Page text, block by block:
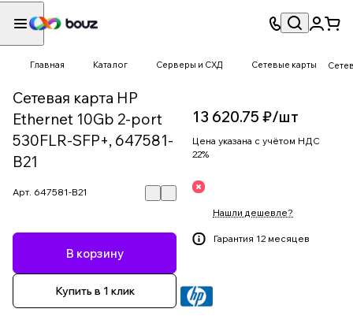
Главная Каталог Серверы и СХД Сетевые карты
Сетевая карта HP
Ethernet 10Gb 2-port
530FLR-SFP+, 647581-
B21
Арт. 647581-B21
В корзину
Купить в 1 клик
13 620.75 ₽/шт
Цена указана с учётом НДС
22%
Нашли дешевле?
Гарантия 12 месяцев